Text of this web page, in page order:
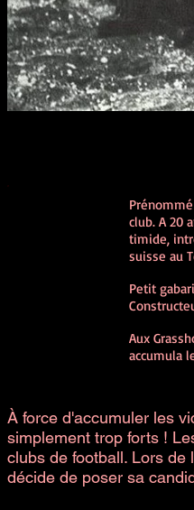
club. A 20
timide,
suisse au
Petit
Aux
accumula
À force d'accumuler les
simplement trop forts !
clubs de football. Lors
décide de poser sa